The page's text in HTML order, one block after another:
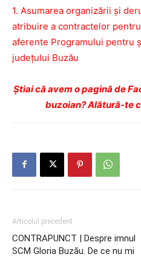
1. Asumarea organizării și
atribuire a contractelor
aferente Programului pentru
județului Buzău
Ştiai că avem o pagină de
buzoian? Alătură-te
Articolul precedent
CONTRAPUNCT | Despre imnul
SCM Gloria Buzău. De ce nu mi